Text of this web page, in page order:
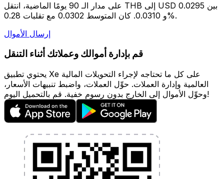
على مدار الـ 90 يومًا الماضية، انتقل THB إلى USD بين 0.0295
و 0.0310. كان المتوسط 0.0302 مع تقلبات 0.28%.
إرسال الأموال
قم بإدارة أموالك وعملاتك أثناء التنقل
يحتوي تطبيق Xe على كل ما تحتاجه لإجراء التحويلات المالية
العالمية وإدارة العملات. حوِّل العملات، واضبط تنبيهات الأسعار،
وحوِّل الأموال إلى الخارج بدون رسوم خفية. قم بالتحميل اليوم!